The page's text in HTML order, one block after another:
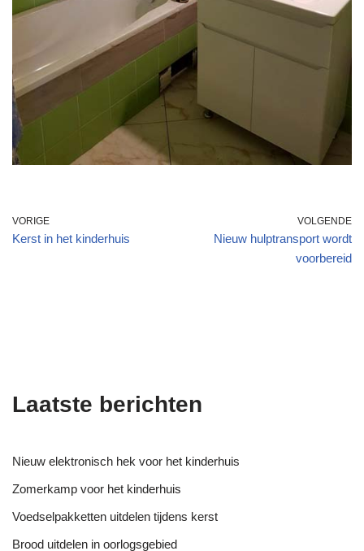
VORIGE
Kerst in het kinderhuis
VOLGENDE
Nieuw hulptransport wordt
voorbereid
Laatste berichten
Nieuw elektronisch hek voor het kinderhuis
Zomerkamp voor het kinderhuis
Voedselpakketten uitdelen tijdens kerst
Brood uitdelen in oorlogsgebied